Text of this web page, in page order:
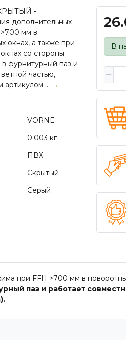
В
-
дополнительных
мм в
окнах, а также при
со стороны
в фурнитурный паз и
частью,
артикулом ... →
VORNE
0.003 кг
ПВХ
Скрытый
Серый
FFH >700 мм в
паз и работает